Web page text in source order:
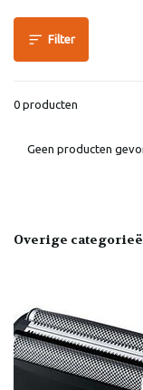
Filter
0 producten
Geen producten
Overige